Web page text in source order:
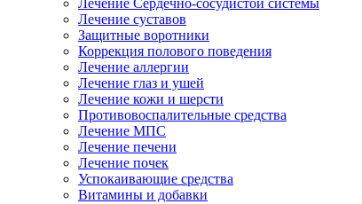
Лечение Сердечно-сосудистой системы
Лечение суставов
Защитные воротники
Коррекция полового поведения
Лечение аллергии
Лечение глаз и ушей
Лечение кожи и шерсти
Противовоспалительные средства
Лечение МПС
Лечение печени
Лечение почек
Успокаивающие средства
Витамины и добавки